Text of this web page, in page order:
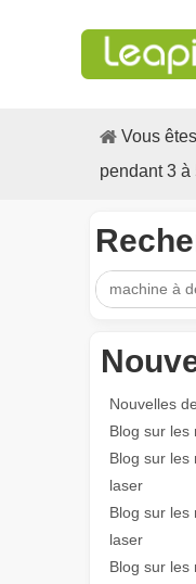
Vous
pendant 3 à
Nouvelles
Blog sur les
Blog sur les
laser
Blog sur les
laser
Blog sur les